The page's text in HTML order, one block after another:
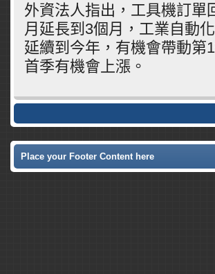
外資法人指出，工具機訂單
月延長到3個月，工業自動
延續到今年，有機會帶動第
首季有機會上漲。
Place your Footer Content here